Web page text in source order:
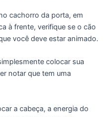
cachorro da porta, em
à frente, verifique se o cão
você deve estar animado.
colocar sua
notar que tem uma
a cabeça, a energia do